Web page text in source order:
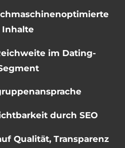
Inhalte
im Dating-
durch SEO
Qualität, Transparenz